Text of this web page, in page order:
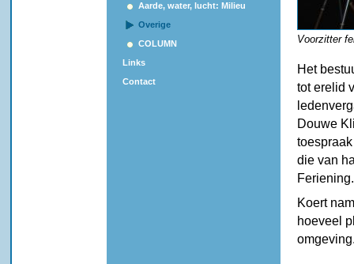
Aarde, water, lucht: Milieu
Overige
COLUMN
Links
Contact
Voorzitter
Het
tot erelid
Douwe
die van
Feriening.
Koert
hoeveel